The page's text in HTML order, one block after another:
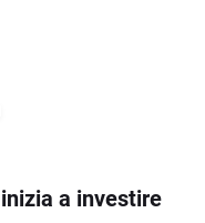
a investire